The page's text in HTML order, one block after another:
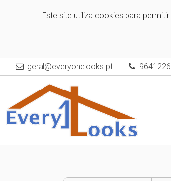
Este site utiliza cookies para
geral@everyonelooks.pt